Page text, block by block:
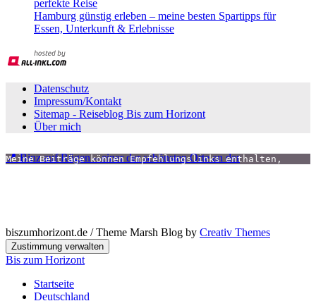
📍 Binz auf Rügen – einer der schönsten Orte an der
perfekte Reise
Hamburg günstig erleben – meine besten Spartipps für
Essen, Unterkunft & Erlebnisse
Datenschutz
Impressum/Kontakt
Sitemap - Reiseblog Bis zum Horizont
Über mich
Meine Beiträge können Empfehlungslinks enthalten,
biszumhorizont.de / Theme Marsh Blog by Creativ Themes
Zustimmung verwalten
Bis zum Horizont
Startseite
Deutschland